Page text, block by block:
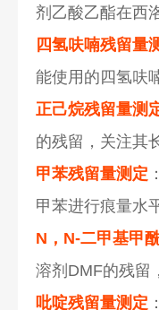
剂乙酸乙酯在西
四氢呋喃残留量
能使用的四氢呋
正己烷残留量测
的残留，关注其
甲苯残留量测定
甲苯进行痕量水
N，N-二甲基甲
溶剂DMF的残留
吡啶残留量测定